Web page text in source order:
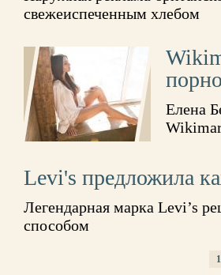
свежеиспеченным хлебом
Елена
Levi's предложила
Легендарная марка Levi’s
способом
1